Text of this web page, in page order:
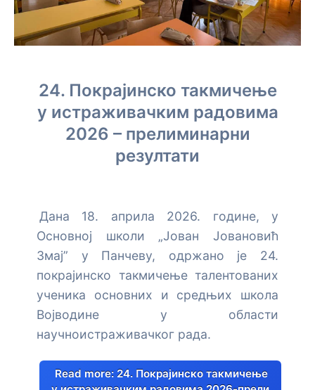
24. Покрајинско такмичење
у истраживачким радовима
2026 – прелиминарни
резултати
Дана 18. априла 2026. године, у
Основној школи „Јован Јовановић
Змај” у Панчеву, одржано је 24.
покрајинско такмичење талентованих
ученика основних и средњих школа
Војводине у области
научноистраживачког рада.
Read more: 24. Покрајинско такмичење